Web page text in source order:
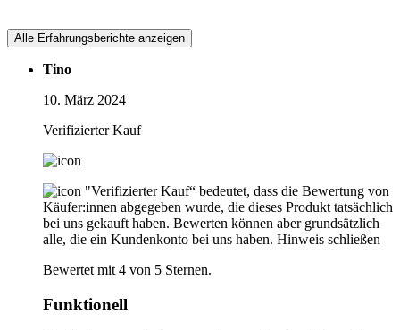
Alle Erfahrungsberichte anzeigen
Tino
10. März 2024
Verifizierter Kauf
"Verifizierter Kauf“ bedeutet, dass die Bewertung von
Käufer:innen abgegeben wurde, die dieses Produkt tatsächlich
bei uns gekauft haben. Bewerten können aber grundsätzlich
alle, die ein Kundenkonto bei uns haben. Hinweis schließen
Bewertet mit 4 von 5 Sternen.
Funktionell